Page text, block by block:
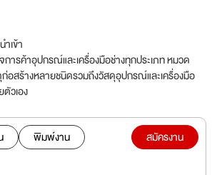
เข้า
การค้าอุปกรณ์และเครื่องมือช่างทุกประเภท หมวด
อสร้างหลายชนิดรวมถึงวัสดุอุปกรณ์และเครื่องมือ
วเอง
พิมพ์งาน
สมัครงาน